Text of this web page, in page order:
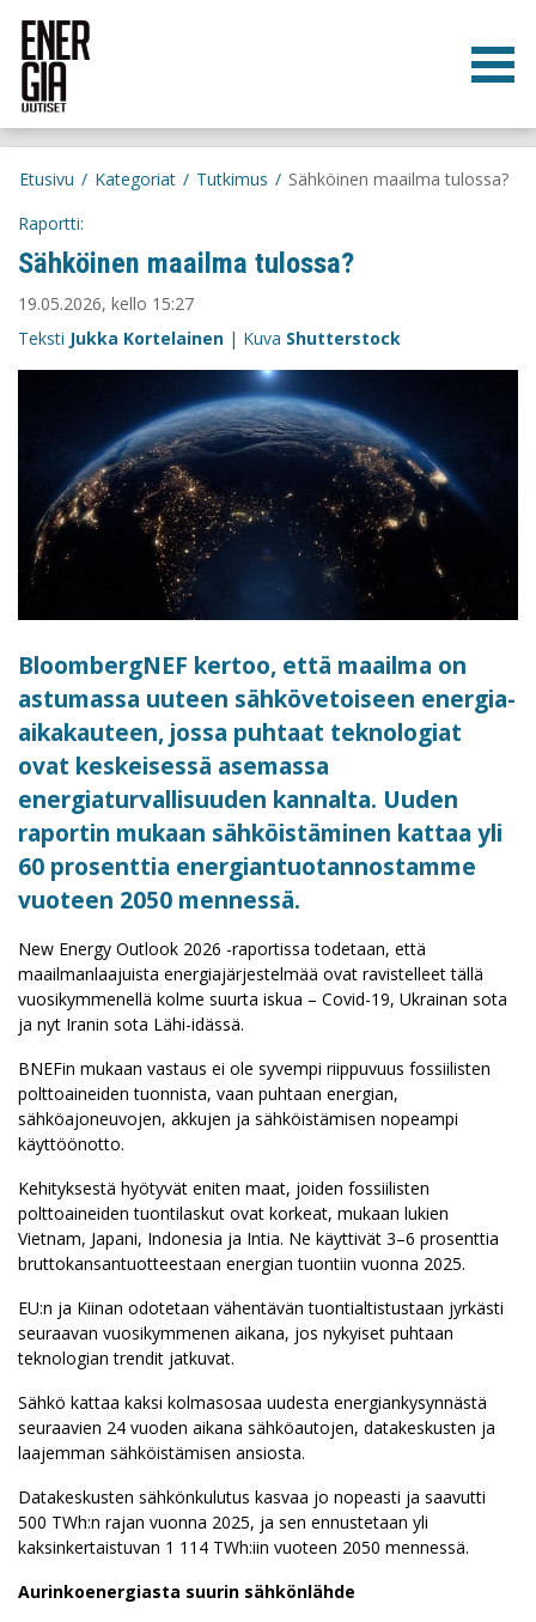
Etusivu / Kategoriat / Tutkimus / Sähköinen maailma tulossa?
Raportti:
Sähköinen maailma tulossa?
19.05.2026, kello 15:27
Teksti Jukka Kortelainen | Kuva Shutterstock
BloombergNEF kertoo, että maailma on
astumassa uuteen sähkövetoiseen energia-
aikakauteen, jossa puhtaat teknologiat
ovat keskeisessä asemassa
energiaturvallisuuden kannalta. Uuden
raportin mukaan sähköistäminen kattaa yli
60 prosenttia energiantuotannostamme
vuoteen 2050 mennessä.
New Energy Outlook 2026 -raportissa todetaan, että
maailmanlaajuista energiajärjestelmää ovat ravistelleet tällä
vuosikymmenellä kolme suurta iskua – Covid-19, Ukrainan sota
ja nyt Iranin sota Lähi-idässä.
BNEFin mukaan vastaus ei ole syvempi riippuvuus fossiilisten
polttoaineiden tuonnista, vaan puhtaan energian,
sähköajoneuvojen, akkujen ja sähköistämisen nopeampi
käyttöönotto.
Kehityksestä hyötyvät eniten maat, joiden fossiilisten
polttoaineiden tuontilaskut ovat korkeat, mukaan lukien
Vietnam, Japani, Indonesia ja Intia. Ne käyttivät 3–6 prosenttia
bruttokansantuotteestaan energian tuontiin vuonna 2025.
EU:n ja Kiinan odotetaan vähentävän tuontialtistustaan jyrkästi
seuraavan vuosikymmenen aikana, jos nykyiset puhtaan
teknologian trendit jatkuvat.
Sähkö kattaa kaksi kolmasosaa uudesta energiankysynnästä
seuraavien 24 vuoden aikana sähköautojen, datakeskusten ja
laajemman sähköistämisen ansiosta.
Datakeskusten sähkönkulutus kasvaa jo nopeasti ja saavutti
500 TWh:n rajan vuonna 2025, ja sen ennustetaan yli
kaksinkertaistuvan 1 114 TWh:iin vuoteen 2050 mennessä.
Aurinkoenergiasta suurin sähkönlähde